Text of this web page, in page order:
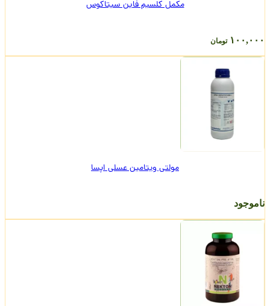
مکمل کلسیم فاین سیتاکوس
۱۰۰,۰۰۰ تومان
مولتی ویتامین عسلی اپسا
ناموجود